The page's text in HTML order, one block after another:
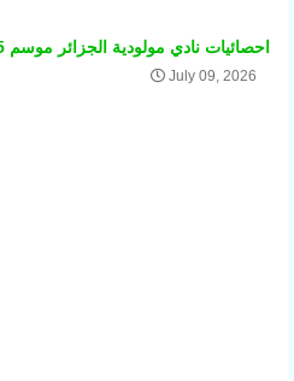
احصائيات نادي مولودية الجزائر موسم 2025-2026
July 09, 2026